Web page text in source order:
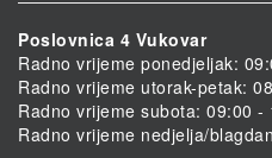
Poslovnica 4 Vukovar
Radno vrijeme ponedjeljak:
Radno vrijeme utorak-petak:
Radno vrijeme subota: 09:00 -
Radno vrijeme nedjelja/